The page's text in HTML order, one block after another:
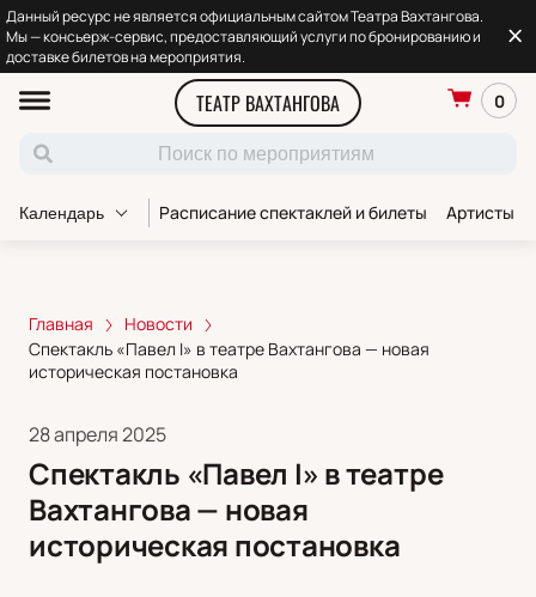
Данный ресурс не является официальным сайтом Театра Вахтангова.
Мы — консьерж-сервис, предоставляющий услуги по бронированию и
доставке билетов на мероприятия.
ТЕАТР ВАХТАНГОВА 0
Календарь Расписание спектаклей и билеты Артисты
Главная
Новости
Спектакль «Павел I» в театре Вахтангова — новая
историческая постановка
28 апреля 2025
Спектакль «Павел I» в театре
Вахтангова — новая
историческая постановка